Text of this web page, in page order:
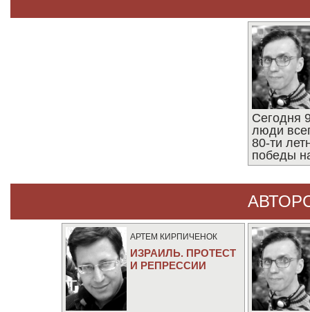
Сегодня
люди
80-ти
победы
АРТЕМ КИРПИЧЕНОК
ИЗРАИЛЬ. ПРОТЕСТ
И РЕПРЕССИИ